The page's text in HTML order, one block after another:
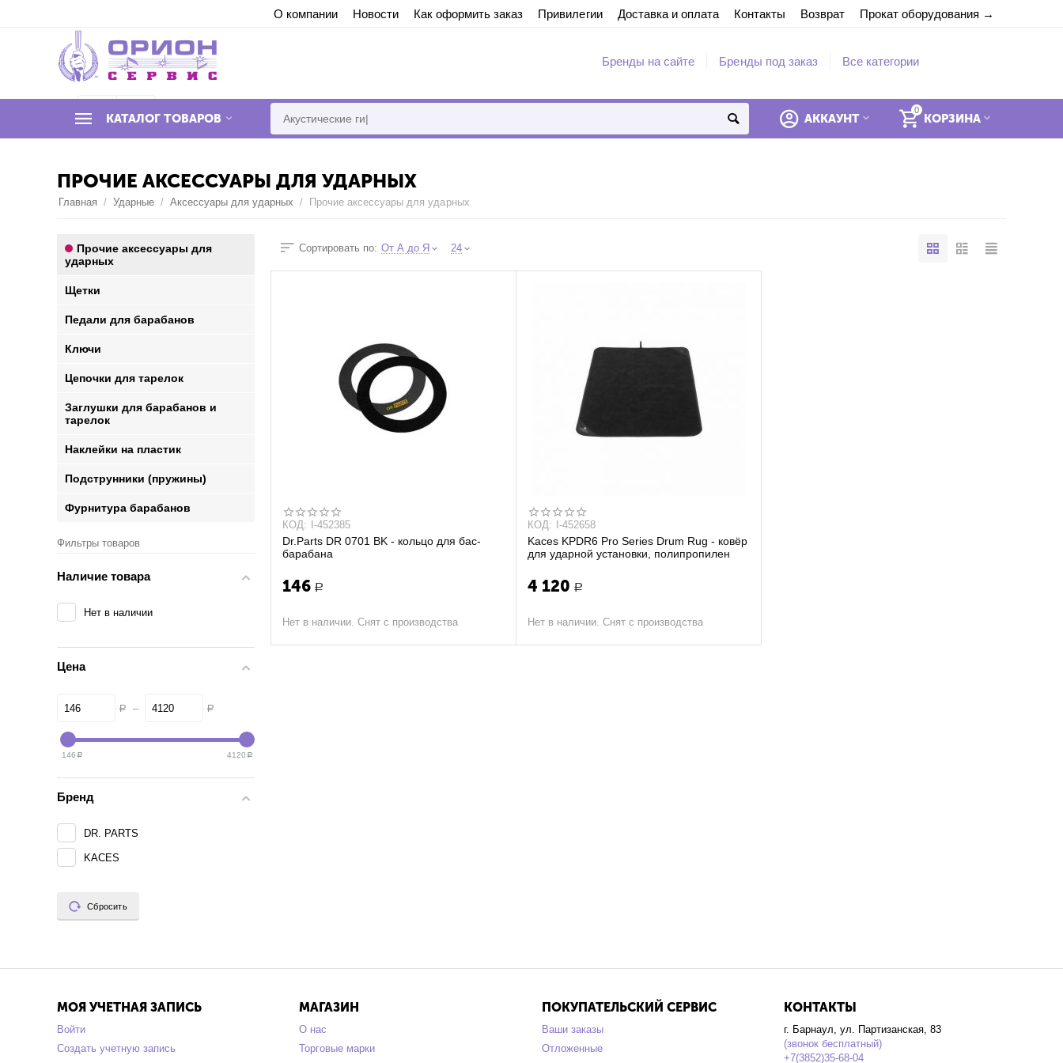
О компании Новости Как оформить заказ Привилегии Доставка и оплата Контакты Возврат Прокат оборудования
Бренды на сайте Бренды под заказ Все категории
Syntax error in template "778d12607e4bc461bb29ae430f82ae368cabbcef" on line 7 "{if $addons.call_requests.status == "A"}{call_request}{/if}" unknown tag "call_request"
КАТАЛОГ ТОВАРОВ
0
КОРЗИНА
АККАУНТ
ПРОЧИЕ АКСЕССУАРЫ ДЛЯ УДАРНЫХ
Главная / Ударные / Аксессуары для ударных / Прочие аксессуары для ударных
Сортировать по: От А до Я 24
КОД: I-452385
Dr.Parts DR 0701 BK - кольцо для бас-
барабана
146 Р
Нет в наличии. Снят с производства
КОД: I-452658
Kaces KPDR6 Pro Series Drum Rug - ковёр
для ударной установки, полипропилен
4 120 Р
Нет в наличии. Снят с производства
Прочие аксессуары для
ударных
Щетки
Педали для барабанов
Ключи
Цепочки для тарелок
Заглушки для барабанов и
тарелок
Наклейки на пластик
Подструнники (пружины)
Фурнитура барабанов
Фильтры товаров
Наличие товара
Нет в наличии
Цена
Р – Р
146 Р 4120 Р
Бренд
DR. PARTS
KACES
Сбросить
МОЯ УЧЕТНАЯ ЗАПИСЬ
Войти
Создать учетную запись
МАГАЗИН
О нас
Торговые марки
ПОКУПАТЕЛЬСКИЙ СЕРВИС
Ваши заказы
Отложенные
КОНТАКТЫ
г. Барнаул, ул. Партизанская, 83
(звонок бесплатный)
+7(3852)35-68-04